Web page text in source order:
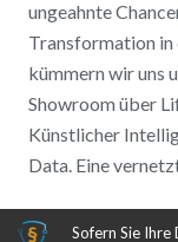
ungeahnte
Transformation in
kümmern wir uns
Showroom über
Künstlicher
Data. Eine
Sofern Sie Ihre